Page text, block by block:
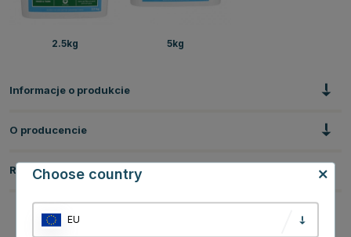
2.5kg 5kg
Informacje o produkcie
O producencie
RecenzjeChoose country
EU